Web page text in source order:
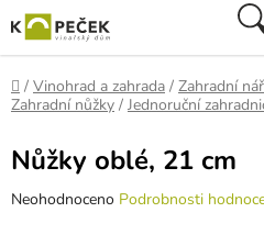
na
obsah
Domů
/ Vinohrad a zahrada / Zahradní
Zahradní nůžky / Jednoruční
Nůžky oblé, 21 cm
Průměrné
Neohodnoceno Podrobnosti